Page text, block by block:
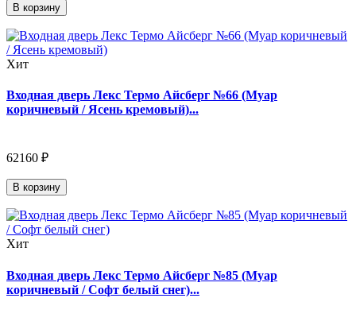
В корзину
Хит
Входная дверь Лекс Термо Айсберг №66 (Муар
коричневый / Ясень кремовый)...
62160 ₽
В корзину
Хит
Входная дверь Лекс Термо Айсберг №85 (Муар
коричневый / Софт белый снег)...